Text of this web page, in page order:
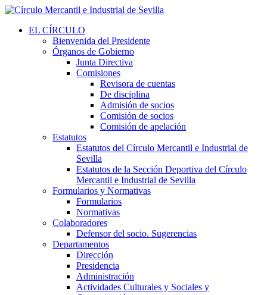
EL CÍRCULO
Bienvenida del Presidente
Órganos de Gobierno
Junta Directiva
Comisiones
Revisora de cuentas
De disciplina
Admisión de socios
Comisión de socios
Comisión de apelación
Estatutos
Estatutos del Círculo Mercantil e Industrial de
Sevilla
Estatutos de la Sección Deportiva del Círculo
Mercantil e Industrial de Sevilla
Formularios y Normativas
Formularios
Normativas
Colaboradores
Defensor del socio. Sugerencias
Departamentos
Dirección
Presidencia
Administración
Actividades Culturales y Sociales y